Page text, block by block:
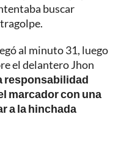
buscar
al minuto 31, luego
el delantero Jhon
responsabilidad
marcador con una
a la hinchada